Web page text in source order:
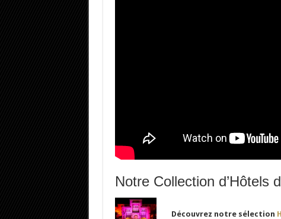
Notre Collection d’Hôtels
Découvrez notre sélection